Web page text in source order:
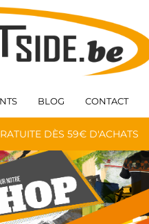
BLOG CONTACT
DÈS 59€ D'ACHATS